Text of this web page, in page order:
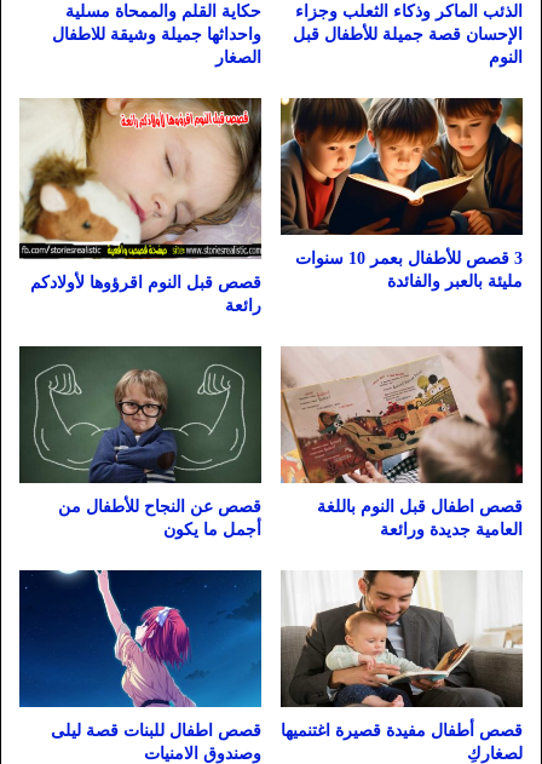
الذئب الماكر وذكاء الثعلب وجزاء
الإحسان قصة جميلة للأطفال قبل
النوم
حكاية القلم والممحاة مسلية
واحداثها جميلة وشيقة للاطفال
الصغار
3 قصص للأطفال بعمر 10 سنوات
مليئة بالعبر والفائدة
قصص قبل النوم اقرؤوها لأولادكم
رائعة
قصص اطفال قبل النوم باللغة
العامية جديدة ورائعة
قصص عن النجاح للأطفال من
أجمل ما يكون
قصص أطفال مفيدة قصيرة اغتنميها
لصغاركِ
قصص اطفال للبنات قصة ليلى
وصندوق الامنيات